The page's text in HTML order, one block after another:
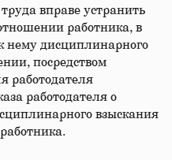
вправе устранить
работника, в
нему дисциплинарного
посредством
работодателя
работодателя о
взыскания